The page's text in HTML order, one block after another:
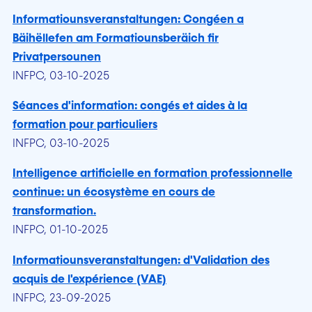
Informatiounsveranstaltungen: Congéen a
Bäihëllefen am Formatiounsberäich fir
Privatpersounen
INFPC, 03-10-2025
Séances d'information: congés et aides à la
formation pour particuliers
INFPC, 03-10-2025
Intelligence artificielle en formation professionnelle
continue: un écosystème en cours de
transformation.
INFPC, 01-10-2025
Informatiounsveranstaltungen: d'Validation des
acquis de l'expérience (VAE)
INFPC, 23-09-2025